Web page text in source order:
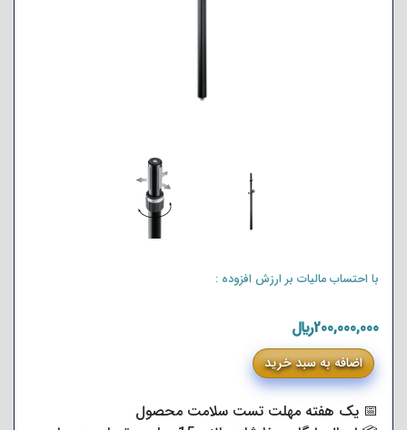
با احتساب مالیات بر ارزش افزوده :
200,000,000﷼
اضافه به سبد خرید
📅 یک هفته مهلت تست سلامت محصول